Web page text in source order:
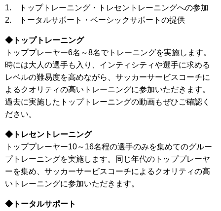
1. トップトレーニング・トレセントレーニングへの参加
2. トータルサポート・ベーシックサポートの提供
◆トップトレーニング
トッププレーヤー6名～8名でトレーニングを実施します。
時には大人の選手も入り、インティシティや選手に求める
レベルの難易度を高めながら、サッカーサービスコーチに
よるクオリティの高いトレーニングに参加いただきます。
過去に実施したトップトレーニングの動画もぜひご確認く
ださい。
◆トレセントレーニング
トッププレーヤー10～16名程の選手のみを集めてのグルー
プトレーニングを実施します。同じ年代のトッププレーヤ
ーを集め、サッカーサービスコーチによるクオリティの高
いトレーニングに参加いただきます。
◆トータルサポート